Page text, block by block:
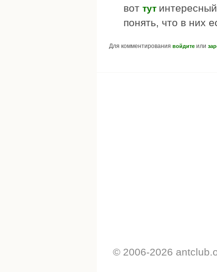
вот тут
понять, что в них
Для комментирования войдите или
© 2006-2026